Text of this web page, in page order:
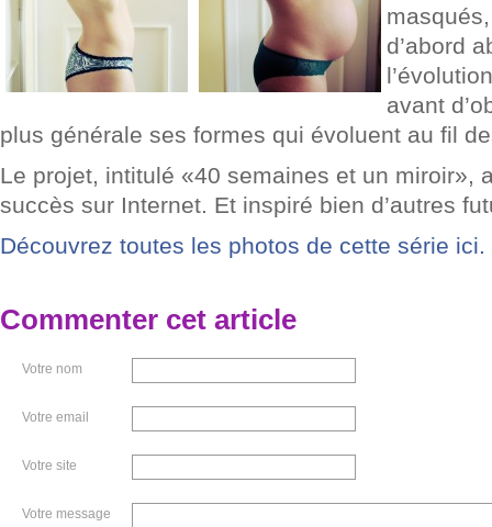
d’abord
avant
plus générale ses formes qui évoluent au fil
Le projet, intitulé «40 semaines et un miroir»,
succès sur Internet. Et inspiré bien d’autres
Découvrez toutes les photos de cette série ici.
Commenter cet article
Votre nom
Votre email
Votre site
Votre message